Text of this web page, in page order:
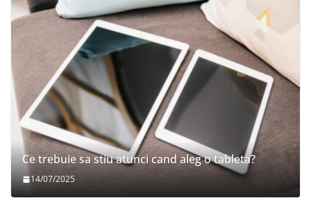
Ce trebuie sa stiu atunci cand aleg o tableta?
14/07/2025